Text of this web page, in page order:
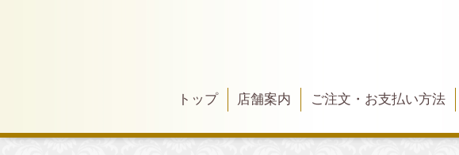
トップ 店舗案内 ご注文・お支払い方法